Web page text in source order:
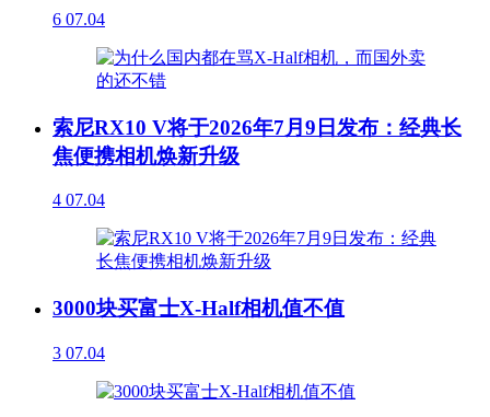
6 07.04
索尼RX10 V将于2026年7月9日发布：经典长
焦便携相机焕新升级
4 07.04
3000块买富士X-Half相机值不值
3 07.04